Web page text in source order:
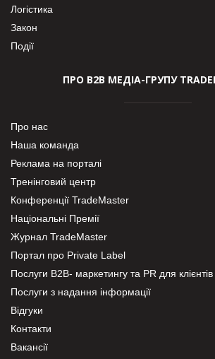
Логістика
Закон
Події
ПРО В2В МЕДІА-ГРУПУ
Про нас
Наша команда
Реклама на порталі
Тренінговий центр
Конференції TradeMaster
Національні Премії
Журнал TradeMaster
Портал про Private Label
Послуги В2В- маркетингу та PR для клієнтів
Послуги з надання інформації
Відгуки
Контакти
Вакансії